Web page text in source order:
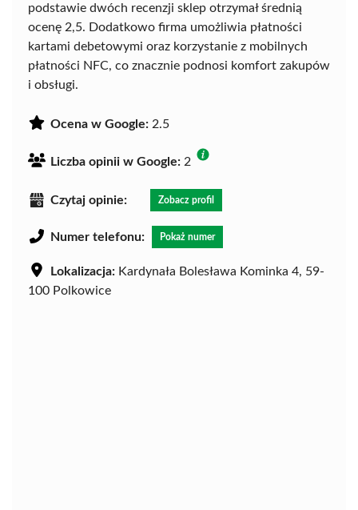
podstawie dwóch recenzji sklep otrzymał średnią
ocenę 2,5. Dodatkowo firma umożliwia płatności
kartami debetowymi oraz korzystanie z mobilnych
płatności NFC, co znacznie podnosi komfort zakupów
i obsługi.
Ocena w Google: 2.5
Liczba opinii w Google: 2
Czytaj opinie: Zobacz profil
Numer telefonu: Pokaż numer
Lokalizacja: Kardynała Bolesława Kominka 4, 59-
100 Polkowice